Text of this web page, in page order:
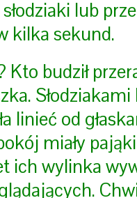
lub
kilka sekund.
budził
linieć od
miały
ich wylinka